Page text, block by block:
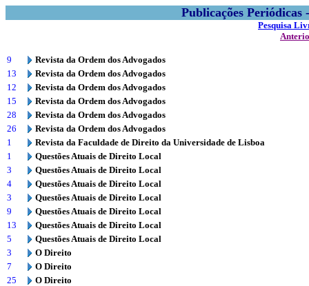
Publicações
Pesquisa
9
Revista da Ordem dos Advogados
13
Revista da Ordem dos Advogados
12
Revista da Ordem dos Advogados
15
Revista da Ordem dos Advogados
28
Revista da Ordem dos Advogados
26
Revista da Ordem dos Advogados
1
Revista da Faculdade de Direito da Universidade de Lisboa
1
Questões Atuais de Direito Local
3
Questões Atuais de Direito Local
4
Questões Atuais de Direito Local
3
Questões Atuais de Direito Local
9
Questões Atuais de Direito Local
13
Questões Atuais de Direito Local
5
Questões Atuais de Direito Local
3
O Direito
7
O Direito
25
O Direito